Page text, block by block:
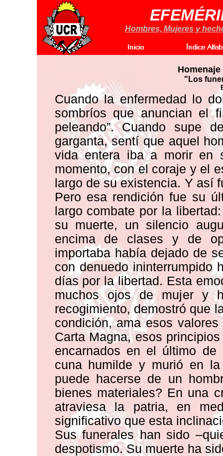
Hombres, Mujeres y
"Los
Cuando la enfermedad lo
sombríos que anuncian el
peleando”. Cuando supe
garganta, sentí que aquel
vida entera iba a morir en
momento, con el coraje y el
largo de su existencia. Y así
Pero esa rendición fue su
largo combate por la
su muerte, un silencio
encima de clases y de
importaba había dejado de
con denuedo ininterrumpido
días por la libertad. Esta
muchos ojos de mujer y
recogimiento, demostró que
condición, ama esos
Carta Magna, esos
encarnados en el último
cuna humilde y murió en
puede hacerse de un
bienes materiales? En una
atraviesa la patria, en
significativo que esta
Sus funerales han sido
despotismo. Su muerte ha